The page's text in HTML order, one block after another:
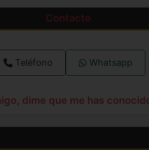
Contacto
Teléfono Whatsapp
dime que me has